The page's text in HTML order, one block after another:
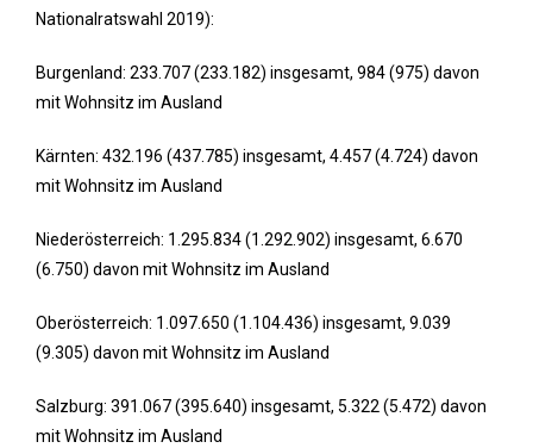
Nationalratswahl 2019):
Burgenland: 233.707 (233.182) insgesamt, 984 (975) davon
mit Wohnsitz im Ausland
Kärnten: 432.196 (437.785) insgesamt, 4.457 (4.724) davon
mit Wohnsitz im Ausland
Niederösterreich: 1.295.834 (1.292.902) insgesamt, 6.670
(6.750) davon mit Wohnsitz im Ausland
Oberösterreich: 1.097.650 (1.104.436) insgesamt, 9.039
(9.305) davon mit Wohnsitz im Ausland
Salzburg: 391.067 (395.640) insgesamt, 5.322 (5.472) davon
mit Wohnsitz im Ausland